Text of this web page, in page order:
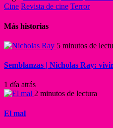
Cine Revista de cine Terror
Más historias
5 minutos de
Semblanzas | Nicholas Ray:
1 día atrás
2 minutos de lectura
El mal